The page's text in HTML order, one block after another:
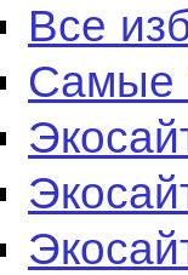
Все
Самые